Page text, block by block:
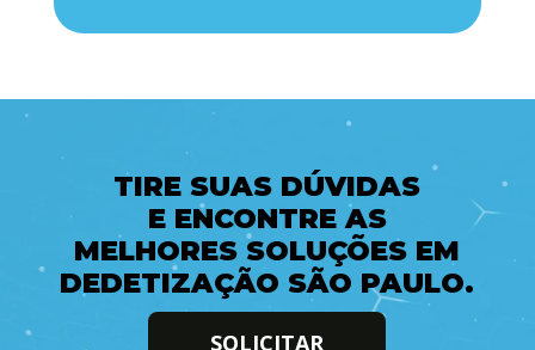
TIRE SUAS DÚVIDAS
E ENCONTRE AS
MELHORES SOLUÇÕES EM
DEDETIZAÇÃO SÃO PAULO.
SOLICITAR